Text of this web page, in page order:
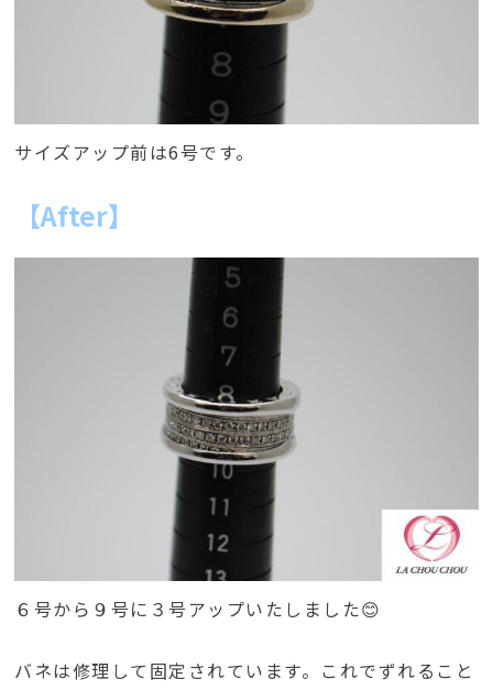
サイズアップ前は6号です。
【After】
６号から９号に３号アップいたしました😊
バネは修理して固定されています。これでずれること